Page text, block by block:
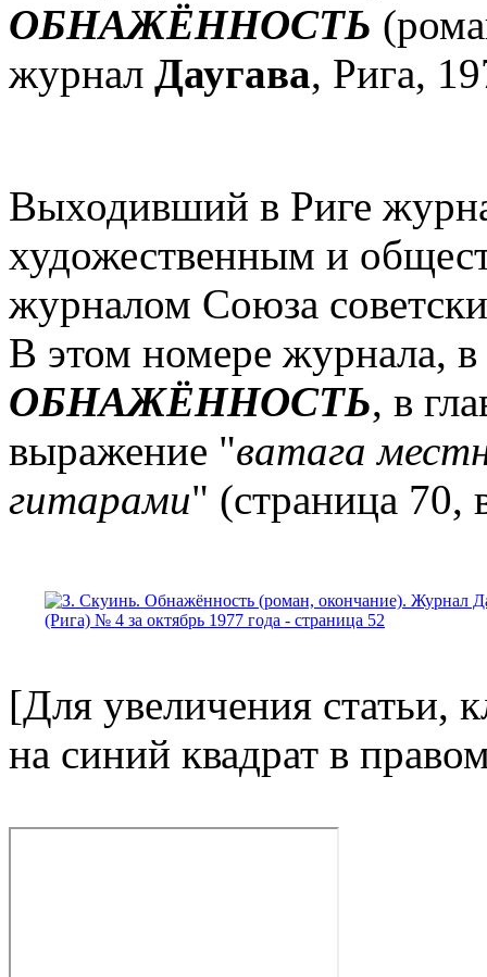
ОБНАЖЁННОСТЬ
журнал Даугава, Рига,
Выходивший в Риге
художественным и
журналом Союза
В этом номере журнала,
ОБНАЖЁННОСТЬ, в
выражение "ватага
гитарами" (страница 70,
[Для увеличения статьи,
на синий квадрат в